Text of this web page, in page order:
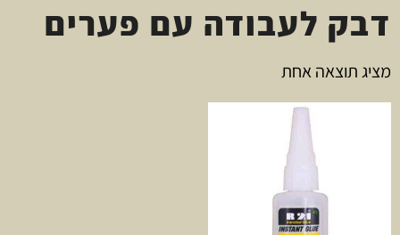
דבק לעבודה עם פערים
מציג תוצאה אחת